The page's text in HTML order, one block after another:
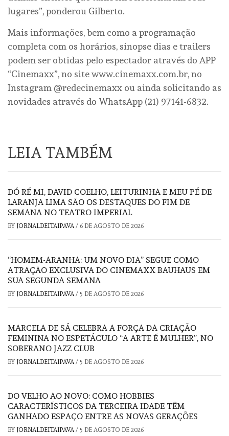
lugares”, ponderou Gilberto.
Mais informações, bem como a programação
completa com os horários, sinopse dias e trailers
podem ser obtidas pelo espectador através do APP
“Cinemaxx”, no site www.cinemaxx.com.br, no
Instagram @redecinemaxx ou ainda solicitando as
novidades através do WhatsApp (21) 97141-6832.
LEIA TAMBÉM
DÓ RÉ MI, DAVID COELHO, LEITURINHA E MEU PÉ DE
LARANJA LIMA SÃO OS DESTAQUES DO FIM DE
SEMANA NO TEATRO IMPERIAL
BY JORNALDEITAIPAVA/ 6 DE AGOSTO DE 2026
“HOMEM-ARANHA: UM NOVO DIA” SEGUE COMO
ATRAÇÃO EXCLUSIVA DO CINEMAXX BAUHAUS EM
SUA SEGUNDA SEMANA
BY JORNALDEITAIPAVA/ 5 DE AGOSTO DE 2026
MARCELA DE SÁ CELEBRA A FORÇA DA CRIAÇÃO
FEMININA NO ESPETÁCULO “A ARTE É MULHER”, NO
SOBERANO JAZZ CLUB
BY JORNALDEITAIPAVA/ 5 DE AGOSTO DE 2026
DO VELHO AO NOVO: COMO HOBBIES
CARACTERÍSTICOS DA TERCEIRA IDADE TÊM
GANHADO ESPAÇO ENTRE AS NOVAS GERAÇÕES
BY JORNALDEITAIPAVA/ 5 DE AGOSTO DE 2026